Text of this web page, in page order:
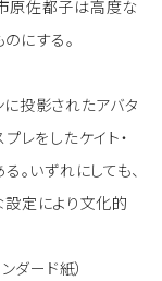
原佐都子は高度な
にする。
投影されたアバタ
レをしたケイト・
。いずれにしても、
定により文化的
ダード紙）